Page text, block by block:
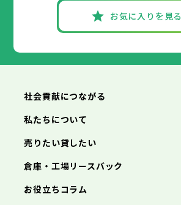
お気に入りを見る
社会貢献につながる
私たちについて
売りたい貸したい
倉庫・工場リースバック
お役立ちコラム